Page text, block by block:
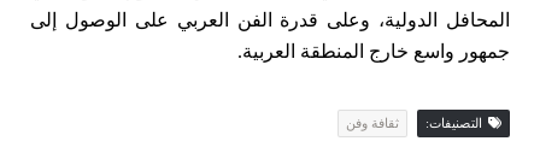
المحافل الدولية، وعلى قدرة الفن العربي على الوصول إلى
جمهور واسع خارج المنطقة العربية.
التصنيفات: ثقافة وفن